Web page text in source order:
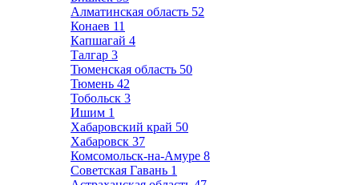
Алматинская область 52
Конаев 11
Капшагай 4
Талгар 3
Тюменская область 50
Тюмень 42
Тобольск 3
Ишим 1
Хабаровский край 50
Хабаровск 37
Комсомольск-на-Амуре 8
Советская Гавань 1